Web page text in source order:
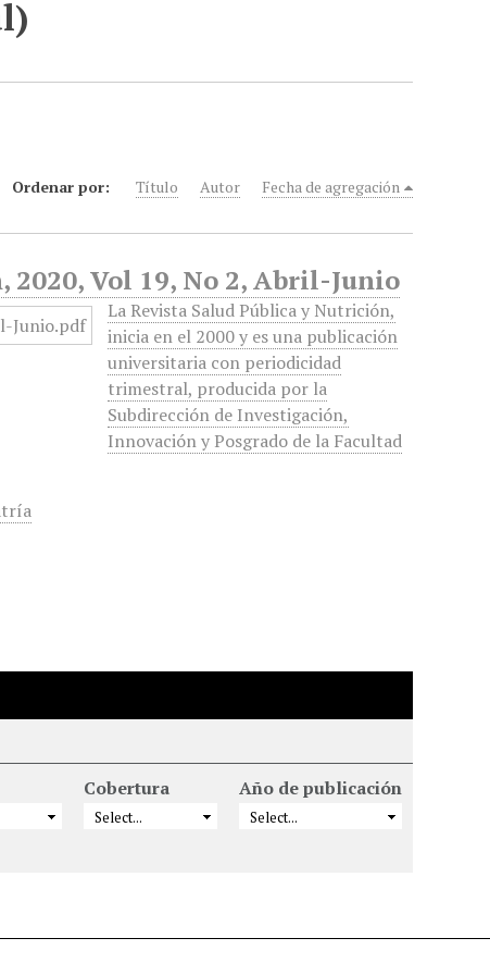
Ordenar por: Título Autor Fecha de agregación
Vol 19, No 2, Abril-Junio
La Revista Salud Pública y Nutrición,
inicia en el 2000 y es una publicación
universitaria con periodicidad
trimestral, producida por la
Subdirección de Investigación,
Innovación y Posgrado de la Facultad
Cobertura Año de publicación